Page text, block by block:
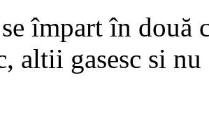
împart în două
altii gasesc si